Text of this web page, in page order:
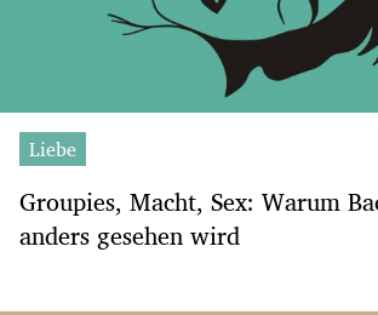
Liebe
Groupies, Macht, Sex: Warum
anders gesehen wird